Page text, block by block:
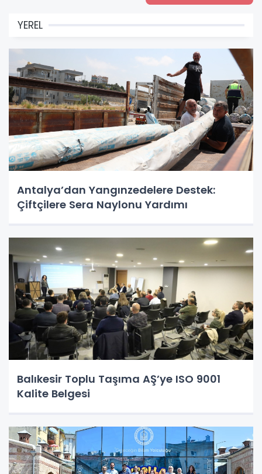
YEREL
Antalya’dan Yangınzedelere Destek:
Çiftçilere Sera Naylonu Yardımı
Balıkesir Toplu Taşıma AŞ’ye ISO 9001
Kalite Belgesi